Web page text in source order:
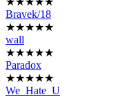
Bravek/18
★★★★★
wall
★★★★★
Paradox
★★★★★
We_Hate_U